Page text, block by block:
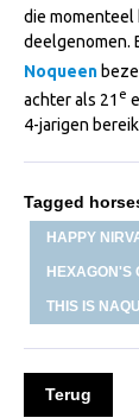
Veel
NRPS
die
deelgenomen.
Noqueen
achter als 21 e
4-jarigen
Tagged
HAPPY
HEXAGON'S
THIS IS
Terug